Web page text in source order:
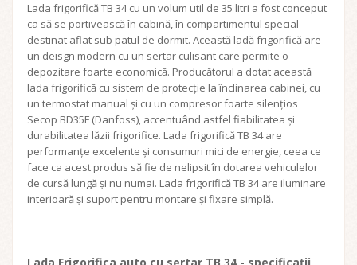
Lada frigorifică TB 34 cu un volum util de 35 litri a fost conceput
ca să se portivească în cabină, în compartimentul special
destinat aflat sub patul de dormit. Această ladă frigorifică are
un deisgn modern cu un sertar culisant care permite o
depozitare foarte economică. Producătorul a dotat această
lada frigorifică cu sistem de protecție la înclinarea cabinei, cu
un termostat manual și cu un compresor foarte silențios
Secop BD35F (Danfoss), accentuând astfel fiabilitatea și
durabilitatea lăzii frigorifice. Lada frigorifică TB 34 are
performanțe excelente și consumuri mici de energie, ceea ce
face ca acest produs să fie de nelipsit în dotarea vehiculelor
de cursă lungă și nu numai. Lada frigorifică TB 34 are iluminare
interioară și suport pentru montare și fixare simplă.